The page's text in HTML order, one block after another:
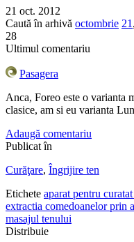
21 oct. 2012
Caută în arhivă octombrie 21 ,
28
Ultimul comentariu
Pasagera
Anca, Foreo este o varianta
clasice, am si eu varianta
Adaugă comentariu
Publicat în
Curăţare, Îngrijire ten
Etichete aparat pentru
extractia comedoanelor prin
masajul tenului
Distribuie